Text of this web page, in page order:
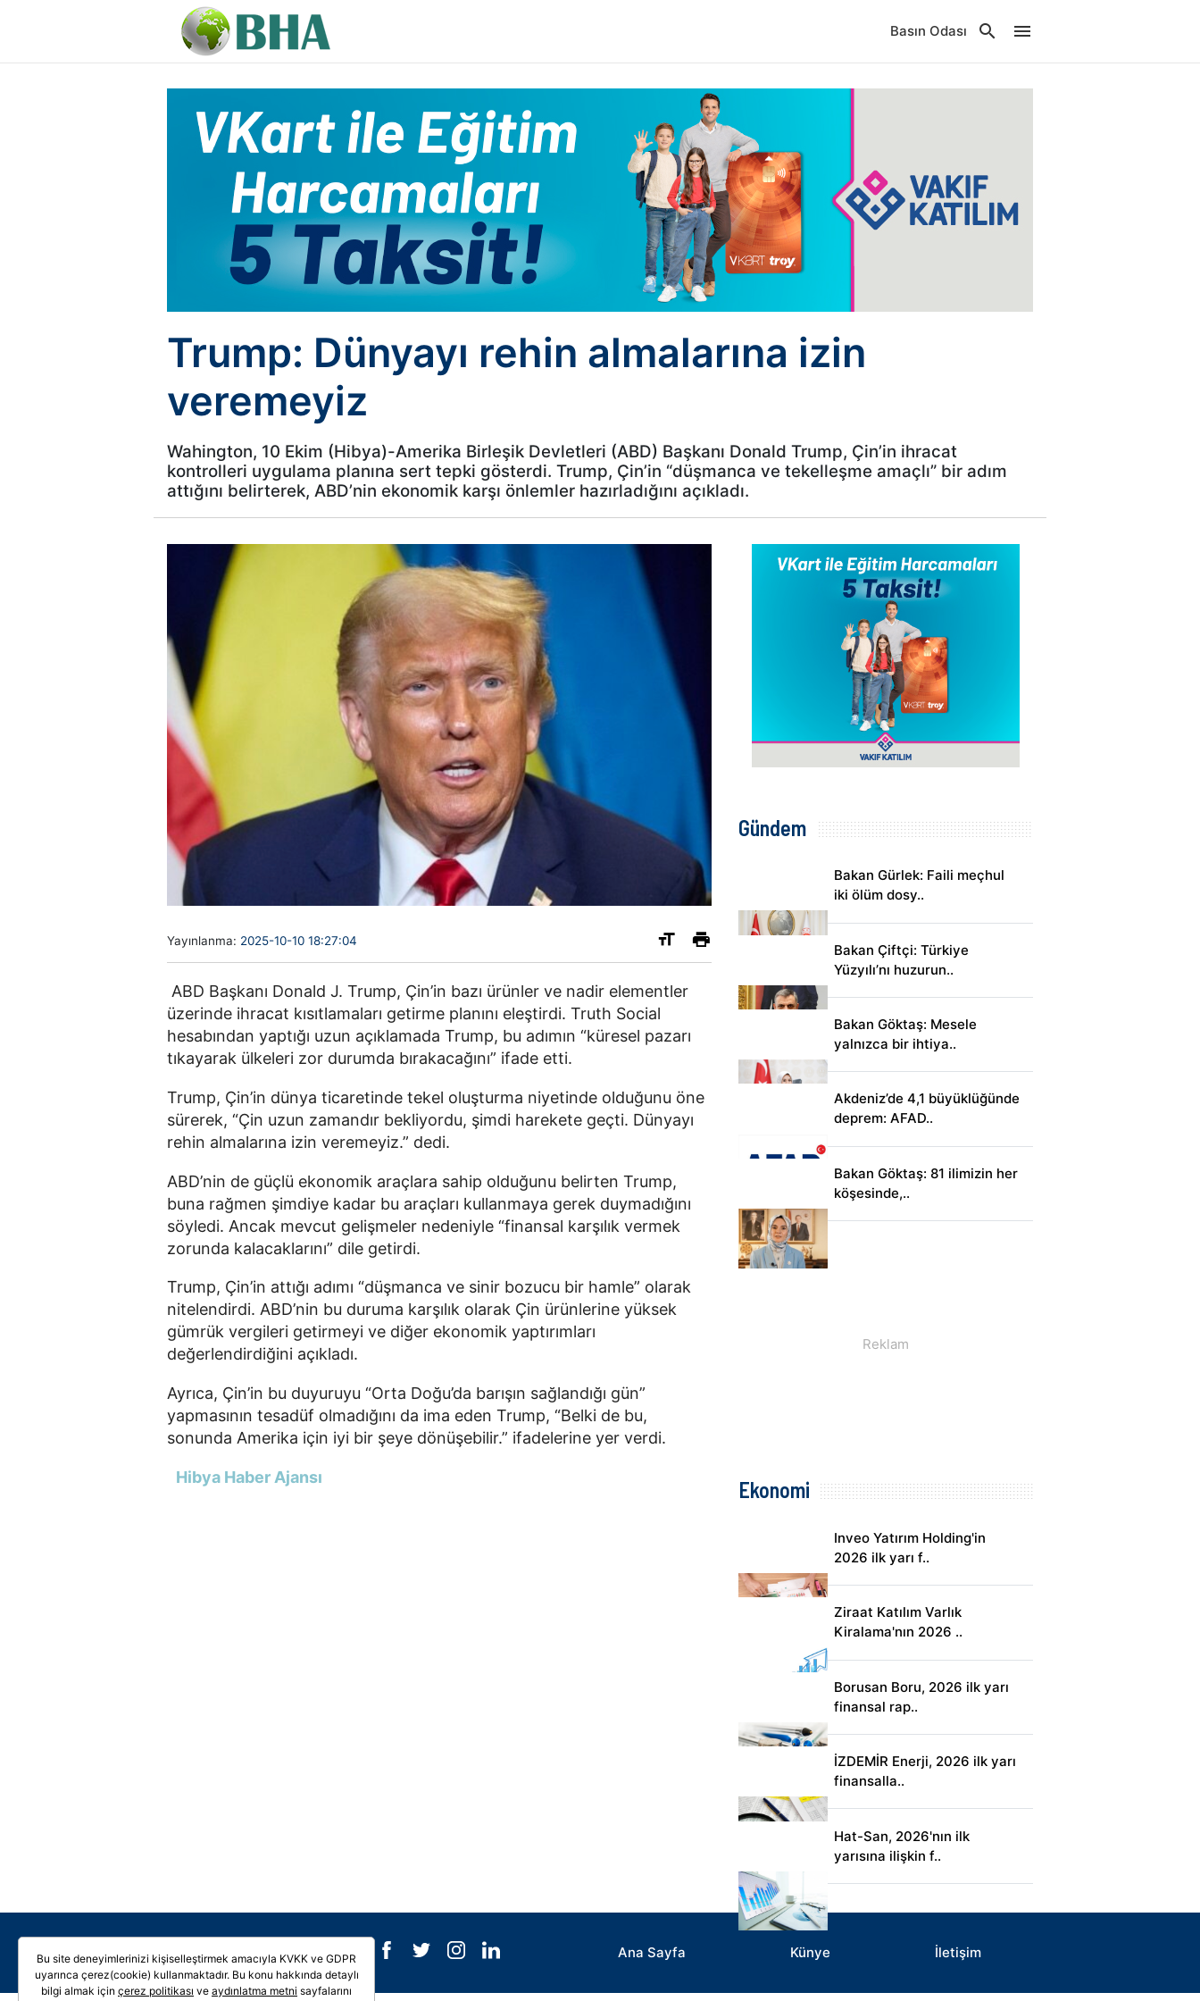
Basın Odası
Trump: Dünyayı rehin almalarına izin
veremeyiz
Wahington, 10 Ekim (Hibya)-Amerika Birleşik Devletleri (ABD) Başkanı Donald Trump, Çin’in ihracat
kontrolleri uygulama planına sert tepki gösterdi. Trump, Çin’in “düşmanca ve tekelleşme amaçlı” bir adım
attığını belirterek, ABD’nin ekonomik karşı önlemler hazırladığını açıkladı.
Yayınlanma: 2025-10-10 18:27:04
ABD Başkanı Donald J. Trump, Çin’in bazı ürünler ve nadir elementler
üzerinde ihracat kısıtlamaları getirme planını eleştirdi. Truth Social
hesabından yaptığı uzun açıklamada Trump, bu adımın “küresel pazarı
tıkayarak ülkeleri zor durumda bırakacağını” ifade etti.
Trump, Çin’in dünya ticaretinde tekel oluşturma niyetinde olduğunu öne
sürerek, “Çin uzun zamandır bekliyordu, şimdi harekete geçti. Dünyayı
rehin almalarına izin veremeyiz.” dedi.
ABD’nin de güçlü ekonomik araçlara sahip olduğunu belirten Trump,
buna rağmen şimdiye kadar bu araçları kullanmaya gerek duymadığını
söyledi. Ancak mevcut gelişmeler nedeniyle “finansal karşılık vermek
zorunda kalacaklarını” dile getirdi.
Trump, Çin’in attığı adımı “düşmanca ve sinir bozucu bir hamle” olarak
nitelendirdi. ABD’nin bu duruma karşılık olarak Çin ürünlerine yüksek
gümrük vergileri getirmeyi ve diğer ekonomik yaptırımları
değerlendirdiğini açıkladı.
Ayrıca, Çin’in bu duyuruyu “Orta Doğu’da barışın sağlandığı gün”
yapmasının tesadüf olmadığını da ima eden Trump, “Belki de bu,
sonunda Amerika için iyi bir şeye dönüşebilir.” ifadelerine yer verdi.
Hibya Haber Ajansı
Gündem
Bakan Gürlek: Faili meçhul
iki ölüm dosy..
Bakan Çiftçi: Türkiye
Yüzyılı’nı huzurun..
Bakan Göktaş: Mesele
yalnızca bir ihtiya..
Akdeniz’de 4,1 büyüklüğünde
deprem: AFAD..
Bakan Göktaş: 81 ilimizin her
köşesinde,..
Ekonomi
Inveo Yatırım Holding'in
2026 ilk yarı f..
Ziraat Katılım Varlık
Kiralama'nın 2026 ..
Borusan Boru, 2026 ilk yarı
finansal rap..
İZDEMİR Enerji, 2026 ilk yarı
finansalla..
Hat-San, 2026'nın ilk
yarısına ilişkin f..
Galeri Video Ana Sayfa Künye İletişim
Bu site deneyimlerinizi kişiselleştirmek amacıyla KVKK ve GDPR
uyarınca çerez(cookie) kullanmaktadır. Bu konu hakkında detaylı
bilgi almak için çerez politikası ve aydınlatma metni sayfalarını